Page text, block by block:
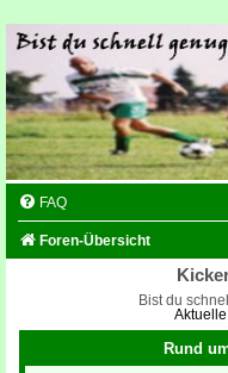
FAQ
Foren-Übersicht
Bist du
Rund